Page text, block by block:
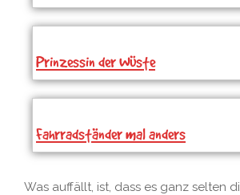
Prinzessin der Wüste
Fahrradständer mal anders
Was auffällt, ist, dass es ganz selten